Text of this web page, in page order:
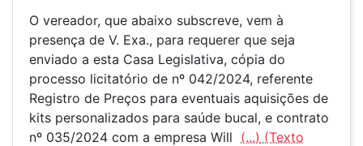
O vereador, que abaixo subscreve, vem à
presença de V. Exa., para requerer que seja
enviado a esta Casa Legislativa, cópia do
processo licitatório de nº 042/2024, referente
Registro de Preços para eventuais aquisições de
kits personalizados para saúde bucal, e contrato
nº 035/2024 com a empresa Will (...)